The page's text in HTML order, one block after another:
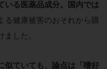
いる医薬品成分。国内では
る健康被害のおそれから購
ました。
似ていても、論点は「嗜好